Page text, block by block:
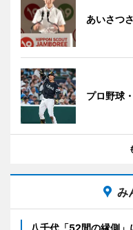
あいさつ
プロ野球
み
八千代「52間の縁側